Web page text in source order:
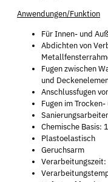
Anwendungen/Funktion
Für Innen- und
Abdichten von
Fugen zwischen
und
Anschlussfugen
Fugen im
Chemische Basis:
Plastoelastisch
Geruchsarm